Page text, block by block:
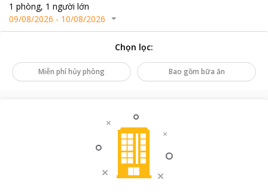
1 phòng, 1 người lớn
09/08/2026 - 10/08/2026
Chọn lọc:
Miễn phí hủy phòng Bao gồm bữa ăn